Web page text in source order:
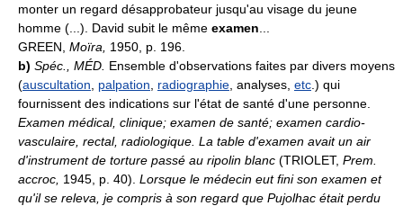
monter un regard désapprobateur jusqu'au visage du jeune
homme (...). David subit le même examen
GREEN, Moïra, 1950, p. 196.
b) Spéc., MÉD. Ensemble d'observations faites par divers moyens
(auscultation palpation radiographie , analyses, etc .) qui
fournissent des indications sur l'état de santé d'une personne.
Examen médical, clinique; examen de santé; examen cardio-
vasculaire, rectal, radiologique. La table d'examen avait un air
d'instrument de torture passé au ripolin blanc (TRIOLET, Prem.
accroc, 1945, p. 40). Lorsque le médecin eut fini son examen et
qu'il se releva, je compris à son regard que Pujolhac était perdu